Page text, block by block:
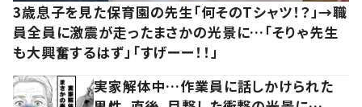
3歳息子を見た保育園の先生「何そのTシャツ！？」→職
員全員に激震が走ったまさかの光景に…「そりゃ先生
も大興奮するはず」「すげーー！！」
実家解体中…作業員に話しかけられた